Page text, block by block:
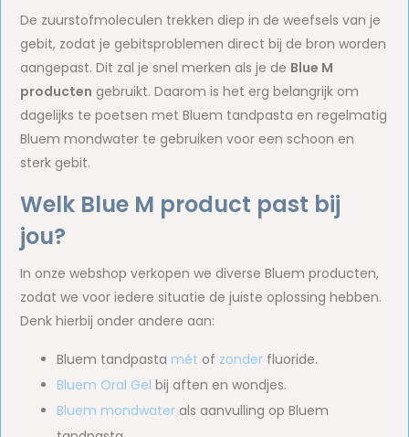
De zuurstofmoleculen trekken diep in de weefsels van je
gebit, zodat je gebitsproblemen direct bij de bron worden
aangepast. Dit zal je snel merken als je de Blue M
producten gebruikt. Daarom is het erg belangrijk om
dagelijks te poetsen met Bluem tandpasta en regelmatig
Bluem mondwater te gebruiken voor een schoon en
sterk gebit.
Welk Blue M product past bij
jou?
In onze webshop verkopen we diverse Bluem producten,
zodat we voor iedere situatie de juiste oplossing hebben.
Denk hierbij onder andere aan:
Bluem tandpasta mét of zonder fluoride.
Bluem Oral Gel bij aften en wondjes.
Bluem mondwater als aanvulling op Bluem